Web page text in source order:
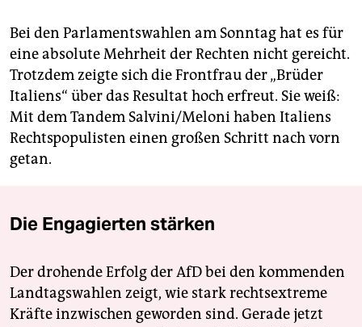
Bei den Parlamentswahlen am Sonntag hat es für
eine absolute Mehrheit der Rechten nicht gereicht.
Trotzdem zeigte sich die Frontfrau der „Brüder
Italiens“ über das Resultat hoch erfreut. Sie weiß:
Mit dem Tandem Salvini/Meloni haben Italiens
Rechtspopulisten einen großen Schritt nach vorn
getan.
Die Engagierten stärken
Der drohende Erfolg der AfD bei den kommenden
Landtagswahlen zeigt, wie stark rechtsextreme
Kräfte inzwischen geworden sind. Gerade jetzt